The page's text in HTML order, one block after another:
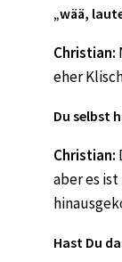
„wää,
Christian:
eher
Du selbst
Christian:
aber es
Hast Du